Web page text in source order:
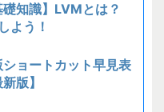
礎知識】LVMとは？
よう！
ョートカット早見表
版】